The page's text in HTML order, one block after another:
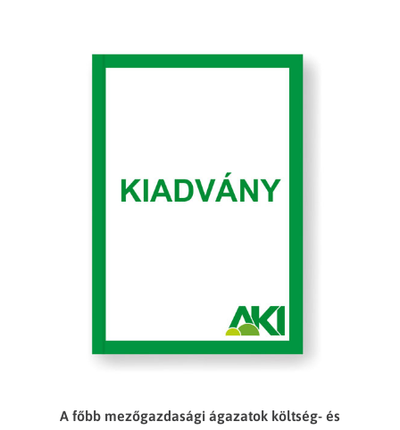
A főbb mezőgazdasági ágazatok költség- és